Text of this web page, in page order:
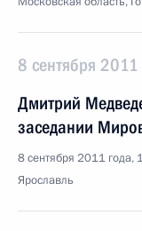
8 сентября 2011
Дмитрий
заседании
8 сентября 2011 года,
Ярославль